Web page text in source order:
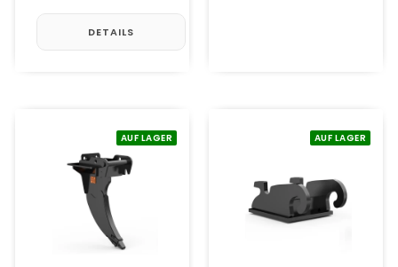
DETAILS
AUF LAGER AUF LAGER